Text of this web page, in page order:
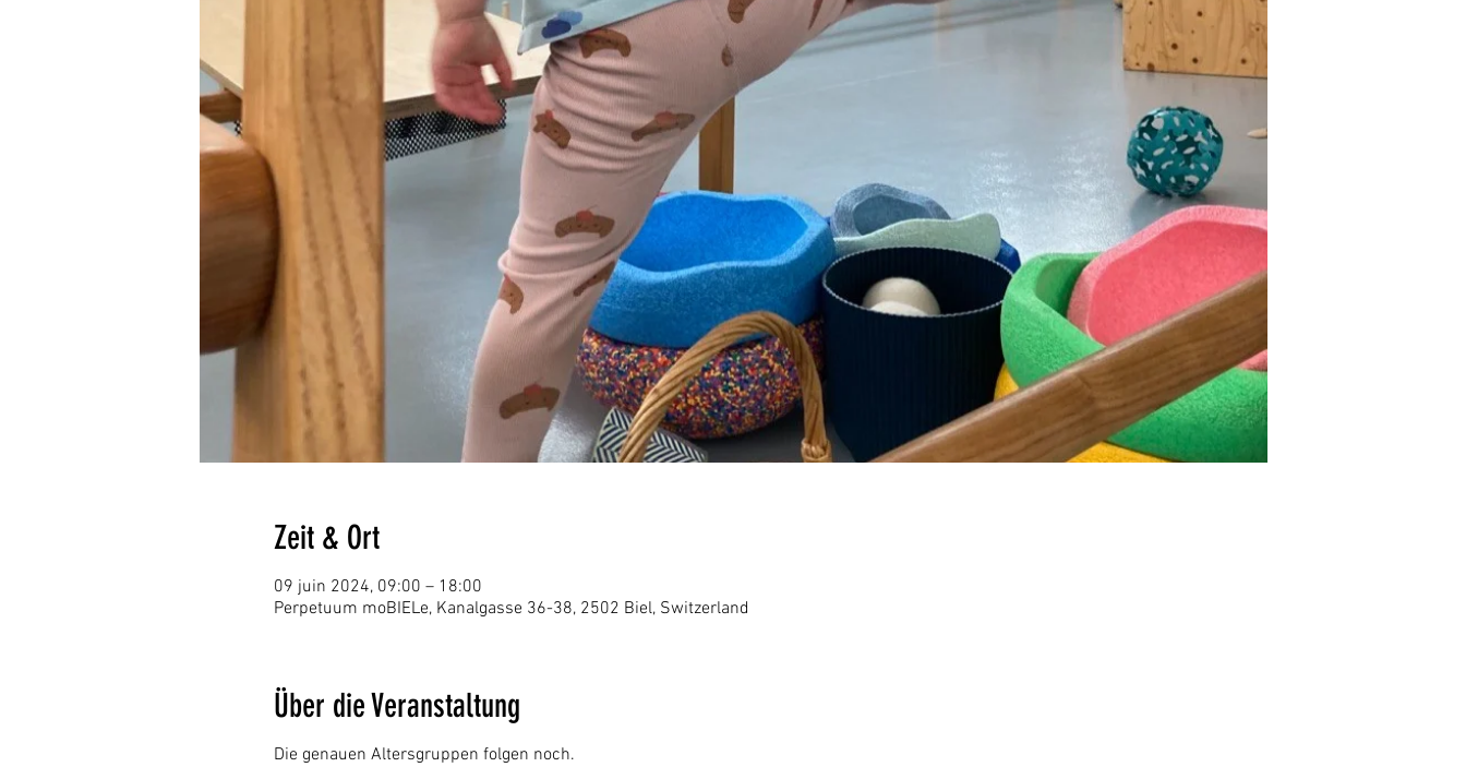
Zeit & Ort
09 juin 2024, 09:00 – 18:00
Perpetuum moBIELe, Kanalgasse 36-38, 2502 Biel, Switzerland
Über die Veranstaltung
Die genauen Altersgruppen folgen noch.